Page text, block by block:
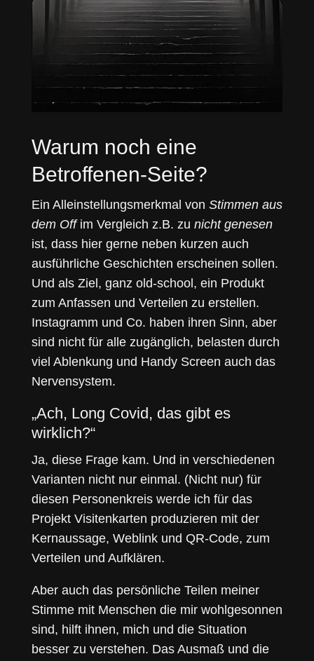
Warum noch eine
Betroffenen-Seite?
Ein Alleinstellungsmerkmal von Stimmen aus
dem Offim Vergleich z.B. zu nicht genesen
ist, dass hier gerne neben kurzen auch
ausführliche Geschichten erscheinen sollen.
Und als Ziel, ganz old-school, ein Produkt
zum Anfassen und Verteilen zu erstellen.
Instagramm und Co. haben ihren Sinn, aber
sind nicht für alle zugänglich, belasten durch
viel Ablenkung und Handy Screen auch das
Nervensystem.
„Ach, Long Covid, das gibt es
wirklich?“
Ja, diese Frage kam. Und in verschiedenen
Varianten nicht nur einmal. (Nicht nur) für
diesen Personenkreis werde ich für das
Projekt Visitenkarten produzieren mit der
Kernaussage, Weblink und QR-Code, zum
Verteilen und Aufklären.
Aber auch das persönliche Teilen meiner
Stimme mit Menschen die mir wohlgesonnen
sind, hilft ihnen, mich und die Situation
besser zu verstehen. Das Ausmaß und die